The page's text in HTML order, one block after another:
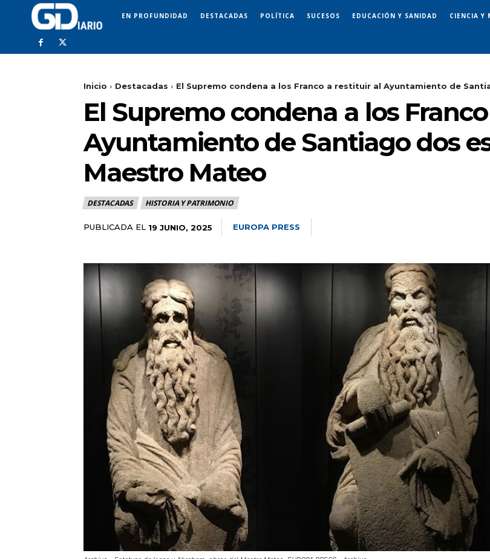
EN PROFUNDIDAD DESTACADAS POLÍTICA SUCESOS EDUCACIÓN Y SANIDAD CIENCIA Y
Inicio Destacadas El Supremo condena a los Franco a restituir al Ayuntamiento de
El Supremo condena a los
Ayuntamiento de Santiago dos
Maestro Mateo
DESTACADAS HISTORIA Y PATRIMONIO
PUBLICADA EL 19 JUNIO, 2025 EUROPA PRESS